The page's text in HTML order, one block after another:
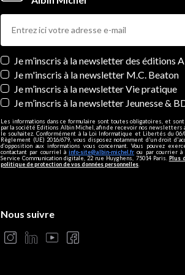
Newsletters
Je m’inscris à la newsletter des éditions
Je m'inscris à la newsletter M.C. Beaton
Je m’inscris à la newsletter Vie pratique
Je m’inscris à la newsletter Jeunesse &
Les informations dans ce formulaire sont toutes obligatoires, et
par la société Editions Albin Michel, afin de recevoir nos newsletters
le souhaitez. Conformément à la Loi Informatique et Libertés du
Règlement (UE) 2016/679, vous disposez notamment d'un droit
d’opposition aux informations vous concernant. Vous pouvez
contactant par courriel àinfo-site@albin-michel.fr ou par courrier à
Service Communication digitale, 22 rue Huyghens, 75014 Paris. Plus
politique de protection de vos données personnelles
Nous suivre